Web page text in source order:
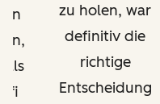
von KPIs und Website-
Performance –
Brand Domain getrennt
als
zu holen, war
definitiv die
richtige
Entscheidung